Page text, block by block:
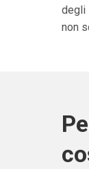
degli
non